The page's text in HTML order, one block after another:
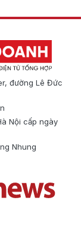
đường Lê Đức
Nội cấp ngày
Nhung